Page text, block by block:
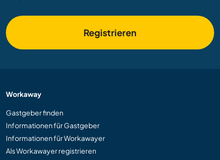
Registrieren
Workaway
Gastgeber finden
Informationen für Gastgeber
Informationen für Workawayer
Als Workawayer registrieren